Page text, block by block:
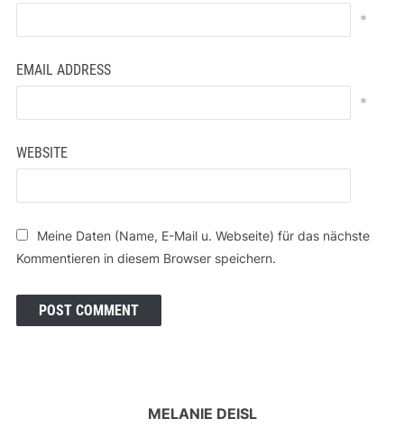
*
EMAIL ADDRESS
*
WEBSITE
Meine Daten (Name, E-Mail u. Webseite) für das nächste
Kommentieren in diesem Browser speichern.
MELANIE DEISL